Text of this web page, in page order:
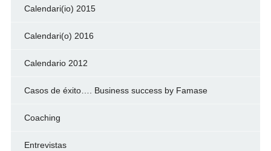
Calendari(io) 2015
Calendari(o) 2016
Calendario 2012
Casos de éxito…. Business success by Famase
Coaching
Entrevistas